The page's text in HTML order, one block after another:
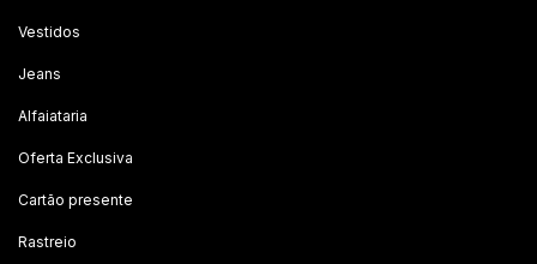
Vestidos
Jeans
Alfaiataria
Oferta Exclusiva
Cartão presente
Rastreio